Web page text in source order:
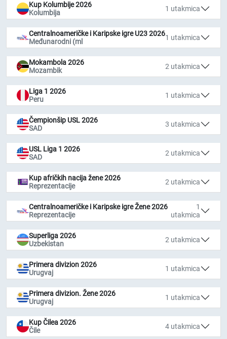
Kup Kolumbije 2026
Kolumbija
1 utakmica
Centralnoameričke i Karipske igre U23 2026
Međunarodni (ml
1 utakmica
Mokambola 2026
Mozambik
2 utakmica
Liga 1 2026
Peru
1 utakmica
Čempionšip USL 2026
SAD
3 utakmica
USL Liga 1 2026
SAD
2 utakmica
Kup afričkih nacija žene 2026
Reprezentacije
2 utakmica
Centralnoameričke i Karipske igre Žene 2026
Reprezentacije
1
utakmica
Superliga 2026
Uzbekistan
2 utakmica
Primera divizion 2026
Urugvaj
1 utakmica
Primera divizion. Žene 2026
Urugvaj
1 utakmica
Kup Čilea 2026
Čile
4 utakmica